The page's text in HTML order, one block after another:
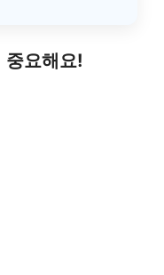
중요해요!